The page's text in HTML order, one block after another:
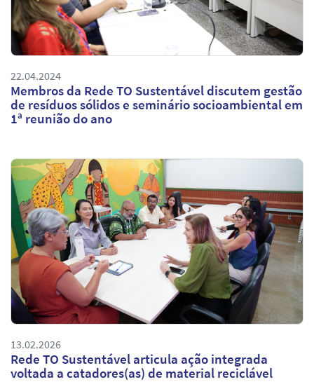
22.04.2024
Membros da Rede TO Sustentável discutem gestão
de resíduos sólidos e seminário socioambiental em
1ª reunião do ano
13.02.2026
Rede TO Sustentável articula ação integrada
voltada a catadores(as) de material reciclável